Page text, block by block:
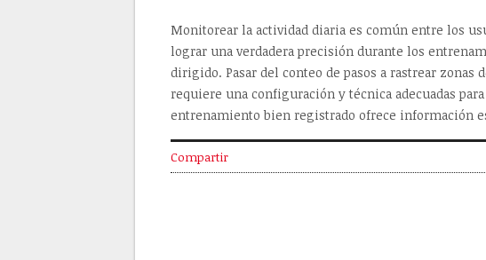
Monitorear la actividad diaria es común entre los
lograr una verdadera precisión durante los
dirigido. Pasar del conteo de pasos a rastrear zonas
requiere una configuración y técnica adecuadas
entrenamiento bien registrado ofrece información
Compartir